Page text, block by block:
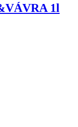
1l